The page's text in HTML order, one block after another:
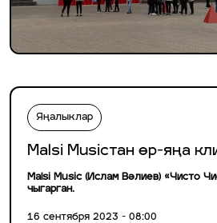
Яңалыклар
Malsi Musicтан өр-яңа
Malsi Music (Ислам Вәлиев) «Чисто
чыгарган.
16 сентября 2023 - 08:00